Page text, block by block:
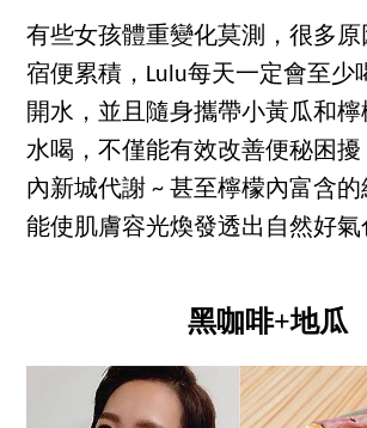
有些女孩體重變化莫測，很多原
宿便累積，Lulu每天一定會至少
開水，並且隨身攜帶小黃瓜和
水喝，不僅能有效改善便秘困
內新城代謝 ~ 甚至檸檬內富含
能使肌膚容光煥發透出自然好氣
黑咖啡+地瓜